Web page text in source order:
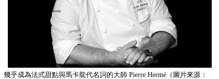
幾乎成為法式甜點與馬卡龍代名詞的大師 Pierre Hermé（圖片來源：